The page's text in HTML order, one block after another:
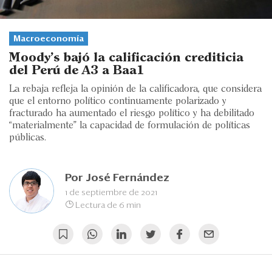
Economía y Finanzas
Legal y Política
Eventos
Blogs
Ranking CEO
Macroeconomía
Moody's bajó la calificación crediticia
del Perú de A3 a Baa1
La rebaja refleja la opinión de la calificadora, que considera
que el entorno político continuamente polarizado y
fracturado ha aumentado el riesgo político y ha debilitado
“materialmente" la capacidad de formulación de políticas
públicas.
Por José Fernández
1 de septiembre de 2021
Lectura de 6 min